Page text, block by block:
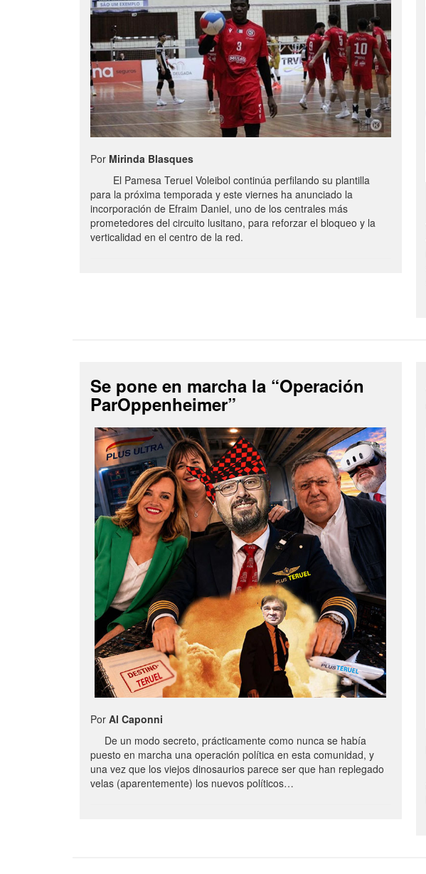
Por Mirinda Blasques
El Pamesa Teruel Voleibol continúa perfilando su plantilla
para la próxima temporada y este viernes ha anunciado la
incorporación de Efraim Daniel, uno de los centrales más
prometedores del circuito lusitano, para reforzar el bloqueo y la
verticalidad en el centro de la red.
Se pone en marcha la “Operación
ParOppenheimer”
Por Al Caponni
De un modo secreto, prácticamente como nunca se había
puesto en marcha una operación política en esta comunidad, y
una vez que los viejos dinosaurios parece ser que han replegado
velas (aparentemente) los nuevos políticos…